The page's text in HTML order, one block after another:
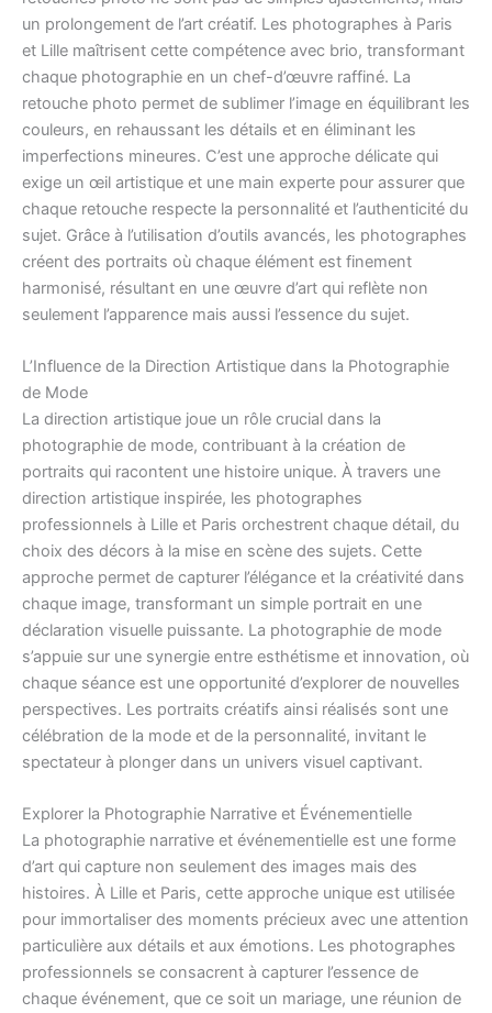
un prolongement de l’art créatif. Les photographes à Paris
et Lille maîtrisent cette compétence avec brio, transformant
chaque photographie en un chef-d’œuvre raffiné. La
retouche photo permet de sublimer l’image en équilibrant les
couleurs, en rehaussant les détails et en éliminant les
imperfections mineures. C’est une approche délicate qui
exige un œil artistique et une main experte pour assurer que
chaque retouche respecte la personnalité et l’authenticité du
sujet. Grâce à l’utilisation d’outils avancés, les photographes
créent des portraits où chaque élément est finement
harmonisé, résultant en une œuvre d’art qui reflète non
seulement l’apparence mais aussi l’essence du sujet.
L’Influence de la Direction Artistique dans la Photographie
de Mode
La direction artistique joue un rôle crucial dans la
photographie de mode, contribuant à la création de
portraits qui racontent une histoire unique. À travers une
direction artistique inspirée, les photographes
professionnels à Lille et Paris orchestrent chaque détail, du
choix des décors à la mise en scène des sujets. Cette
approche permet de capturer l’élégance et la créativité dans
chaque image, transformant un simple portrait en une
déclaration visuelle puissante. La photographie de mode
s’appuie sur une synergie entre esthétisme et innovation, où
chaque séance est une opportunité d’explorer de nouvelles
perspectives. Les portraits créatifs ainsi réalisés sont une
célébration de la mode et de la personnalité, invitant le
spectateur à plonger dans un univers visuel captivant.
Explorer la Photographie Narrative et Événementielle
La photographie narrative et événementielle est une forme
d’art qui capture non seulement des images mais des
histoires. À Lille et Paris, cette approche unique est utilisée
pour immortaliser des moments précieux avec une attention
particulière aux détails et aux émotions. Les photographes
professionnels se consacrent à capturer l’essence de
chaque événement, que ce soit un mariage, une réunion de